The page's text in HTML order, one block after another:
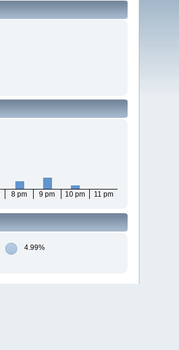
8 pm 9 pm 10 pm 11 pm
4.99%